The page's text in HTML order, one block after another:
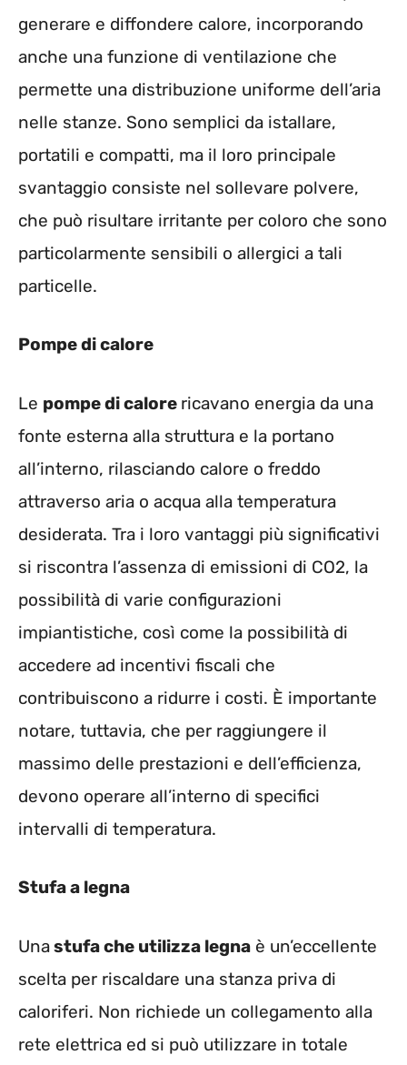
generare e diffondere calore, incorporando
anche una funzione di ventilazione che
permette una distribuzione uniforme dell’aria
nelle stanze. Sono semplici da istallare,
portatili e compatti, ma il loro principale
svantaggio consiste nel sollevare polvere,
che può risultare irritante per coloro che sono
particolarmente sensibili o allergici a tali
particelle.
Pompe di calore
Le pompe di calore ricavano energia da una
fonte esterna alla struttura e la portano
all’interno, rilasciando calore o freddo
attraverso aria o acqua alla temperatura
desiderata. Tra i loro vantaggi più significativi
si riscontra l’assenza di emissioni di CO2, la
possibilità di varie configurazioni
impiantistiche, così come la possibilità di
accedere ad incentivi fiscali che
contribuiscono a ridurre i costi. È importante
notare, tuttavia, che per raggiungere il
massimo delle prestazioni e dell’efficienza,
devono operare all’interno di specifici
intervalli di temperatura.
Stufa a legna
Unastufa che utilizza legna è un’eccellente
scelta per riscaldare una stanza priva di
caloriferi. Non richiede un collegamento alla
rete elettrica ed si può utilizzare in totale